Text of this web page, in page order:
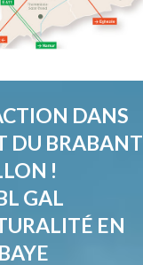
DANS
DU BRABANT
!
GAL
EN